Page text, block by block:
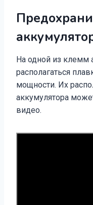
На одной из клемм
располагаться
мощности. Их
аккумулятора
видео.